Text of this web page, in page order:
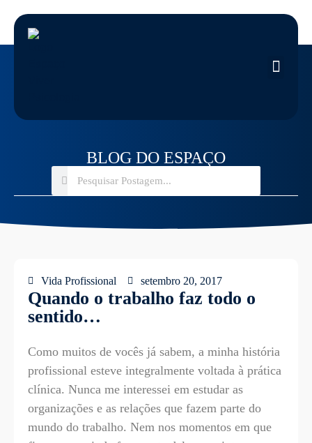
BLOG DO ESPAÇO
Vida Profissional setembro 20, 2017
Quando o trabalho faz todo o
sentido…
Como muitos de vocês já sabem, a minha história
profissional esteve integralmente voltada à prática
clínica. Nunca me interessei em estudar as
organizações e as relações que fazem parte do
mundo do trabalho. Nem nos momentos em que